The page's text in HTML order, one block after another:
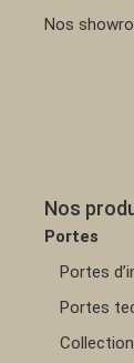
Nos
Nos
Portes
Portes
Portes